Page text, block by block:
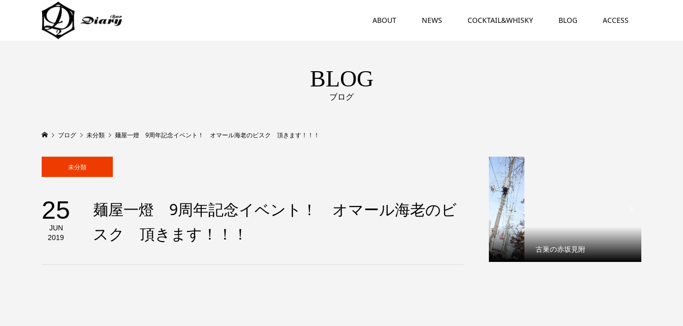
ABOUT NEWS COCKTAIL&WHISKY BLOG ACCESS
BLOG
ブログ
ブログ 未分類 麺屋一燈 9周年記念イベント！ オマール海老のビスク 頂きます！！！
未分類
25
JUN
2019
麺屋一燈 9周年記念イベント！ オマール海老のビ
スク 頂きます！！！

古巣の赤坂見附